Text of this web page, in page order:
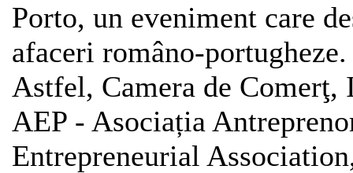
Porto, un eveniment care
afaceri româno-portugheze.
Astfel, Camera de
AEP - Asociația
Entrepreneurial